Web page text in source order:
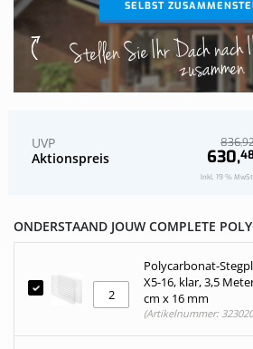
SELBST
Stellen Sie Ihr Dach nach
zusammen
Aktionspreis 630,
UVP 836,
Inkl. 19 % MwSt.
ONDERSTAAND JOUW COMPLETE
Polycarbonat-
X5-16, klar, 3,5
cm x 16 mm
(Artikelnummer: